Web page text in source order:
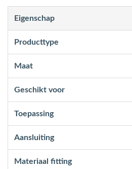
Eigenschap
Producttype
Maat
Geschikt voor
Toepassing
Aansluiting
Materiaal fitting